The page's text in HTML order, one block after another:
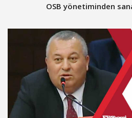
​OSB yönetiminden